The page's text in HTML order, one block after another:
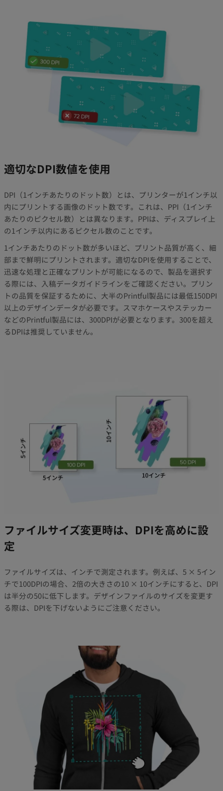
適切なDPI数値を使用
DPI（1インチあたりのドット数）とは、プリンターが1インチ以
内にプリントする画像のドット数です。これは、PPI（1インチ
あたりのピクセル数）とは異なります。PPIは、ディスプレイ上
の1インチ以内にあるピクセル数のことです。
1インチあたりのドット数が多いほど、プリント品質が高く、細
部まで鮮明にプリントされます。適切なDPIを使用することで、
迅速な処理と正確なプリントが可能になるので、製品を選択す
る際には、入稿データガイドラインをご確認ください。プリン
トの品質を保証するために、大半のPrintful製品には最低150DPI
以上のデザインデータが必要です。スマホケースやステッカー
などのPrintful製品には、300DPIが必要となります。300を超え
るDPIは推奨していません。
ファイルサイズ変更時は、DPIを高めに設
定
ファイルサイズは、インチで測定されます。例えば、5 × 5イン
チで100DPIの場合、2倍の大きさの10 × 10インチにすると、DPI
は半分の50に低下します。デザインファイルのサイズを変更す
る際は、DPIを下げないようにご注意ください。